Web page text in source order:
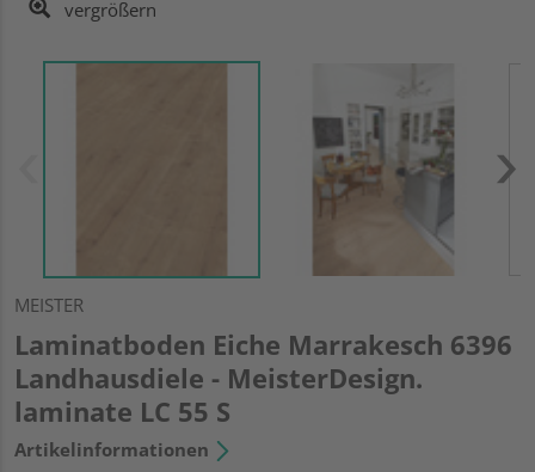
vergrößern
MEISTER
Laminatboden Eiche Marrakesch 6396
Landhausdiele - MeisterDesign.
laminate LC 55 S
Artikelinformationen